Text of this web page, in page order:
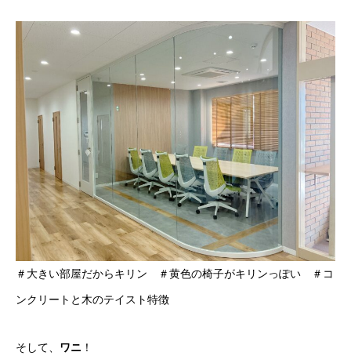
採用トップ
新卒採用
キャリア採用
企業情報
おすすめコンテンツ
求人情報
BLOG
＃大きい部屋だからキリン ＃黄色の椅子がキリンっぽい ＃コ
ンクリートと木のテイスト特徴
そして、 ワニ ！